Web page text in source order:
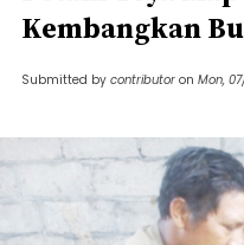
Kembangkan
Submitted by contributor on Mon,